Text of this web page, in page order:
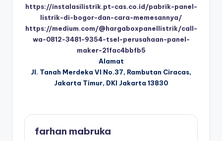
https://instalasilistrik.pt-cas.co.id/pabrik-panel-
listrik-di-bogor-dan-cara-memesannya/
https://medium.com/@hargaboxpanellistrik/call-
wa-0812-3481-9354-tsel-perusahaan-panel-
maker-21fac4bbfb5
Alamat
Jl. Tanah Merdeka VI No.37, Rambutan Ciracas,
Jakarta Timur, DKI Jakarta 13830
farhan mabruka